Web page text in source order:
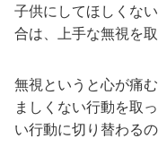
子供にしてほしくな
合は、上手な無視を
無視というと心が痛
ましくない行動を取
い行動に切り替わる